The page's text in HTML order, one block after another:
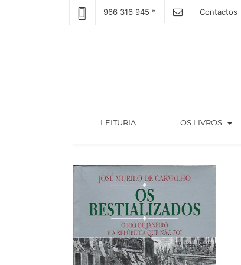
966 316 945 * Contactos
LEITURIA(CURRENT) OS LIVROS arrow_drop_down